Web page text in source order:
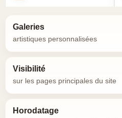
Galeries
artistiques personnalisées
Visibilité
sur les pages principales du site
Horodatage